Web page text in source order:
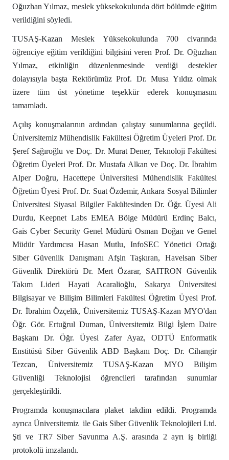
Oğuzhan Yılmaz, meslek yüksekokulunda dört bölümde eğitim
verildiğini söyledi.
TUSAŞ-Kazan Meslek Yüksekokulunda 700 civarında
öğrenciye eğitim verildiğini bilgisini veren Prof. Dr. Oğuzhan
Yılmaz, etkinliğin düzenlenmesinde verdiği destekler
dolayısıyla başta Rektörümüz Prof. Dr. Musa Yıldız olmak
üzere tüm üst yönetime teşekkür ederek konuşmasını
tamamladı.
Açılış konuşmalarının ardından çalıştay sunumlarına geçildi.
Üniversitemiz Mühendislik Fakültesi Öğretim Üyeleri Prof. Dr.
Şeref Sağıroğlu ve Doç. Dr. Murat Dener, Teknoloji Fakültesi
Öğretim Üyeleri Prof. Dr. Mustafa Alkan ve Doç. Dr. İbrahim
Alper Doğru, Hacettepe Üniversitesi Mühendislik Fakültesi
Öğretim Üyesi Prof. Dr. Suat Özdemir, Ankara Sosyal Bilimler
Üniversitesi Siyasal Bilgiler Fakültesinden Dr. Öğr. Üyesi Ali
Durdu, Keepnet Labs EMEA Bölge Müdürü Erdinç Balcı,
Gais Cyber Security Genel Müdürü Osman Doğan ve Genel
Müdür Yardımcısı Hasan Mutlu, InfoSEC Yönetici Ortağı
Siber Güvenlik Danışmanı Afşin Taşkıran, Havelsan Siber
Güvenlik Direktörü Dr. Mert Özarar, SAITRON Güvenlik
Takım Lideri Hayati Acaralioğlu, Sakarya Üniversitesi
Bilgisayar ve Bilişim Bilimleri Fakültesi Öğretim Üyesi Prof.
Dr. İbrahim Özçelik, Üniversitemiz TUSAŞ-Kazan MYO'dan
Öğr. Gör. Ertuğrul Duman, Üniversitemiz Bilgi İşlem Daire
Başkanı Dr. Öğr. Üyesi Zafer Ayaz, ODTÜ Enformatik
Enstitüsü Siber Güvenlik ABD Başkanı Doç. Dr. Cihangir
Tezcan, Üniversitemiz TUSAŞ-Kazan MYO Bilişim
Güvenliği Teknolojisi öğrencileri tarafından sunumlar
gerçekleştirildi.
Programda konuşmacılara plaket takdim edildi. Programda
ayrıca Üniversitemiz ile Gais Siber Güvenlik Teknolojileri Ltd.
Şti ve TR7 Siber Savunma A.Ş. arasında 2 ayrı iş birliği
protokolü imzalandı.